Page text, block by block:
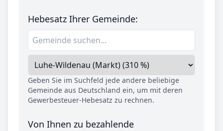
Hebesatz Ihrer Gemeinde:
Geben Sie im Suchfeld jede andere beliebige
Gemeinde aus Deutschland ein, um mit deren
Gewerbesteuer-Hebesatz zu rechnen.
Von Ihnen zu bezahlende